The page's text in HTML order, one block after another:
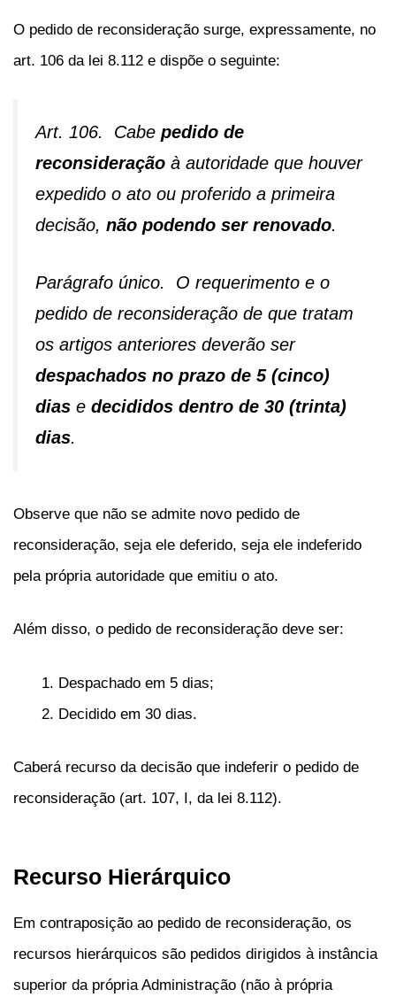
O pedido de reconsideração surge, expressamente, no
art. 106 da lei 8.112 e dispõe o seguinte:
Art. 106. Cabe pedido de
reconsideração à autoridade que houver
expedido o ato ou proferido a primeira
decisão, não podendo ser renovado.
Parágrafo único. O requerimento e o
pedido de reconsideração de que tratam
os artigos anteriores deverão ser
despachados no prazo de 5 (cinco)
dias e decididos dentro de 30 (trinta)
dias.
Observe que não se admite novo pedido de
reconsideração, seja ele deferido, seja ele indeferido
pela própria autoridade que emitiu o ato.
Além disso, o pedido de reconsideração deve ser:
Despachado em 5 dias;
Decidido em 30 dias.
Caberá recurso da decisão que indeferir o pedido de
reconsideração (art. 107, I, da lei 8.112).
Recurso Hierárquico
Em contraposição ao pedido de reconsideração, os
recursos hierárquicos são pedidos dirigidos à instância
superior da própria Administração (não à própria